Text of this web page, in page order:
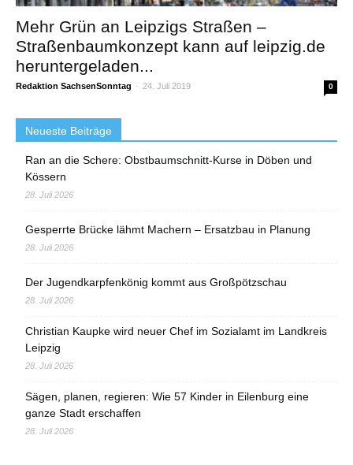
Mehr Grün an Leipzigs Straßen –
Straßenbaumkonzept kann auf leipzig.de
heruntergeladen...
Redaktion SachsenSonntag - 24. Juli 2019 0
Neueste Beiträge
Ran an die Schere: Obstbaumschnitt-Kurse in Döben und
Kössern
28. Juli 2026
Gesperrte Brücke lähmt Machern – Ersatzbau in Planung
28. Juli 2026
Der Jugendkarpfenkönig kommt aus Großpötzschau
28. Juli 2026
Christian Kaupke wird neuer Chef im Sozialamt im Landkreis
Leipzig
28. Juli 2026
Sägen, planen, regieren: Wie 57 Kinder in Eilenburg eine
ganze Stadt erschaffen
28. Juli 2026